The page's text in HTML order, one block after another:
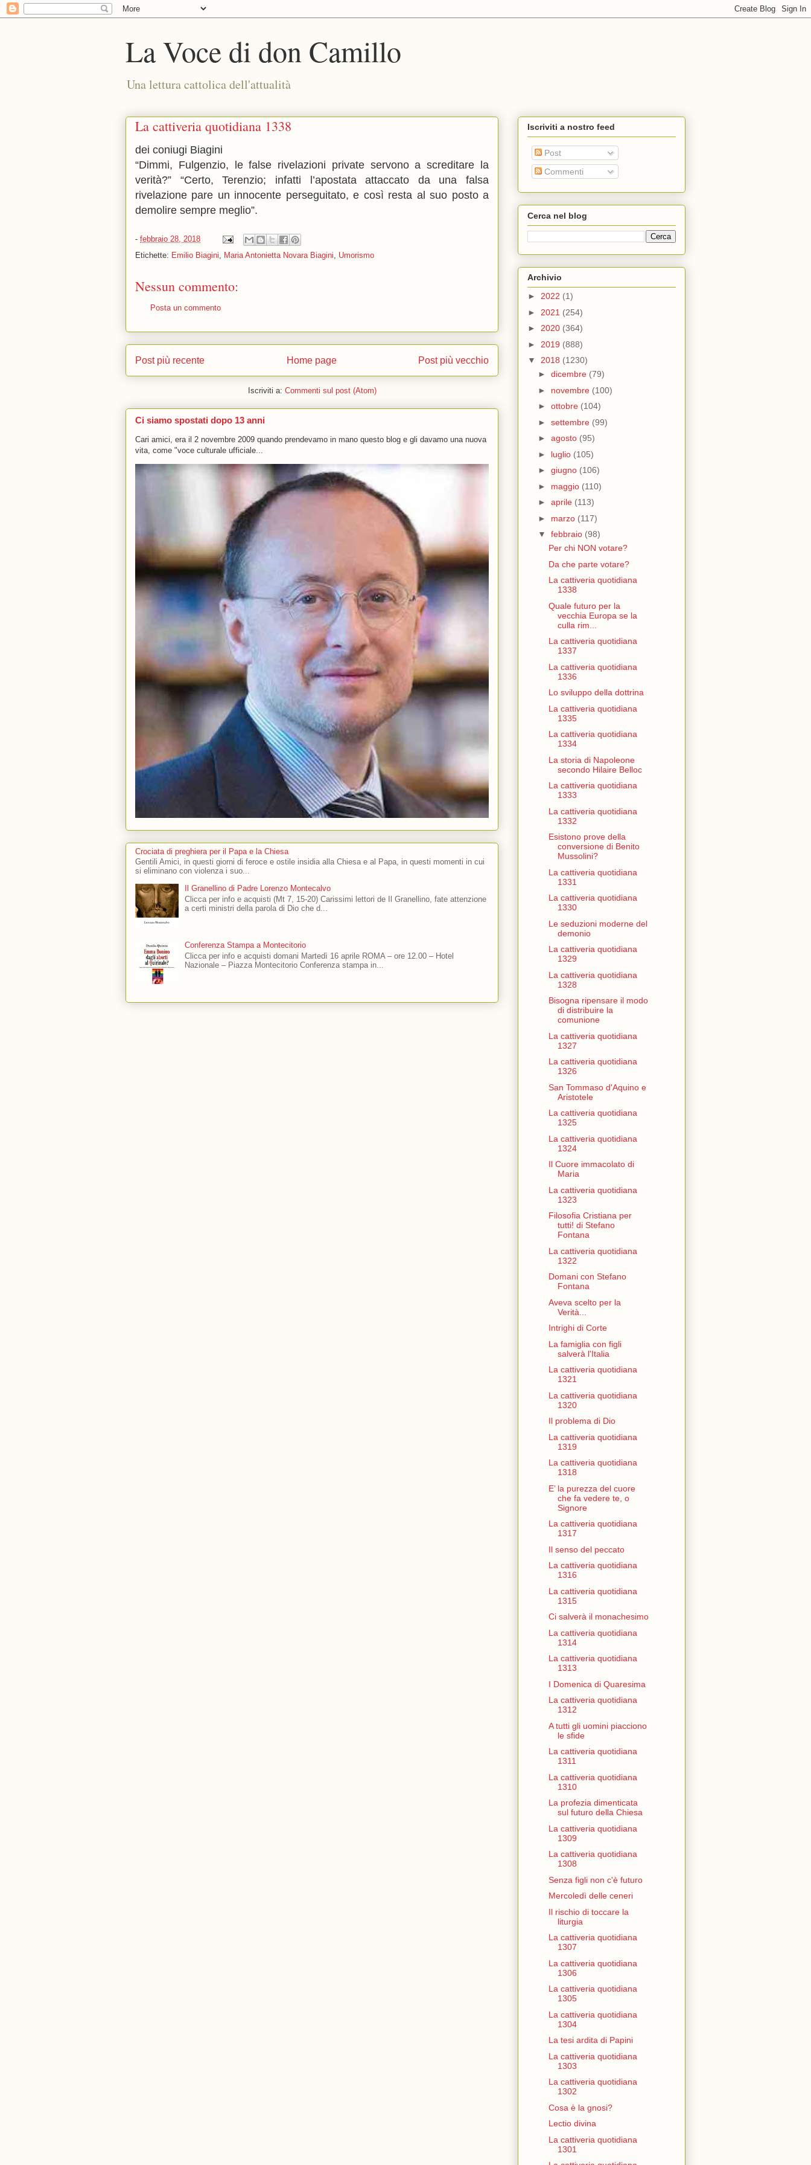
La Voce di don Camillo
Una lettura cattolica dell'attualità
La cattiveria quotidiana 1338
dei coniugi Biagini
“Dimmi, Fulgenzio, le false rivelazioni private servono a screditare la
verità?” “Certo, Terenzio; infatti l’apostata attaccato da una falsa
rivelazione pare un innocente perseguitato, e così resta al suo posto a
demolire sempre meglio”.
- febbraio 28, 2018
Etichette: Emilio Biagini, Maria Antonietta Novara Biagini, Umorismo
Nessun commento:
Posta un commento
Post più recente Post più vecchio
Home page
Iscriviti a: Commenti sul post (Atom)
Ci siamo spostati dopo 13 anni
Cari amici, era il 2 novembre 2009 quando prendevamo in mano questo blog e gli davamo una nuova
vita, come "voce culturale ufficiale...
Crociata di preghiera per il Papa e la Chiesa
Gentili Amici, in questi giorni di feroce e ostile insidia alla Chiesa e al Papa, in questi momenti in cui
si eliminano con violenza i suo...
Il Granellino di Padre Lorenzo Montecalvo
Clicca per info e acquisti (Mt 7, 15-20) Carissimi lettori de Il Granellino, fate attenzione
a certi ministri della parola di Dio che d...
Conferenza Stampa a Montecitorio
Clicca per info e acquisti domani Martedì 16 aprile ROMA – ore 12.00 – Hotel
Nazionale – Piazza Montecitorio Conferenza stampa in...
Iscriviti a nostro feed
Post
Commenti
Cerca nel blog
Archivio
► 2022 (1)
► 2021 (254)
► 2020 (364)
► 2019 (888)
▼ 2018 (1230)
► dicembre (79)
► novembre (100)
► ottobre (104)
► settembre (99)
► agosto (95)
► luglio (105)
► giugno (106)
► maggio (110)
► aprile (113)
► marzo (117)
▼ febbraio (98)
Per chi NON votare?
Da che parte votare?
La cattiveria quotidiana
1338
Quale futuro per la
vecchia Europa se la
culla rim...
La cattiveria quotidiana
1337
La cattiveria quotidiana
1336
Lo sviluppo della dottrina
La cattiveria quotidiana
1335
La cattiveria quotidiana
1334
La storia di Napoleone
secondo Hilaire Belloc
La cattiveria quotidiana
1333
La cattiveria quotidiana
1332
Esistono prove della
conversione di Benito
Mussolini?
La cattiveria quotidiana
1331
La cattiveria quotidiana
1330
Le seduzioni moderne del
demonio
La cattiveria quotidiana
1329
La cattiveria quotidiana
1328
Bisogna ripensare il modo
di distribuire la
comunione
La cattiveria quotidiana
1327
La cattiveria quotidiana
1326
San Tommaso d'Aquino e
Aristotele
La cattiveria quotidiana
1325
La cattiveria quotidiana
1324
Il Cuore immacolato di
Maria
La cattiveria quotidiana
1323
Filosofia Cristiana per
tutti! di Stefano
Fontana
La cattiveria quotidiana
1322
Domani con Stefano
Fontana
Aveva scelto per la
Verità...
Intrighi di Corte
La famiglia con figli
salverà l'Italia
La cattiveria quotidiana
1321
La cattiveria quotidiana
1320
Il problema di Dio
La cattiveria quotidiana
1319
La cattiveria quotidiana
1318
E’ la purezza del cuore
che fa vedere te, o
Signore
La cattiveria quotidiana
1317
Il senso del peccato
La cattiveria quotidiana
1316
La cattiveria quotidiana
1315
Ci salverà il monachesimo
La cattiveria quotidiana
1314
La cattiveria quotidiana
1313
I Domenica di Quaresima
La cattiveria quotidiana
1312
A tutti gli uomini piacciono
le sfide
La cattiveria quotidiana
1311
La cattiveria quotidiana
1310
La profezia dimenticata
sul futuro della Chiesa
La cattiveria quotidiana
1309
La cattiveria quotidiana
1308
Senza figli non c'è futuro
Mercoledì delle ceneri
Il rischio di toccare la
liturgia
La cattiveria quotidiana
1307
La cattiveria quotidiana
1306
La cattiveria quotidiana
1305
La cattiveria quotidiana
1304
La tesi ardita di Papini
La cattiveria quotidiana
1303
La cattiveria quotidiana
1302
Cosa è la gnosi?
Lectio divina
La cattiveria quotidiana
1301